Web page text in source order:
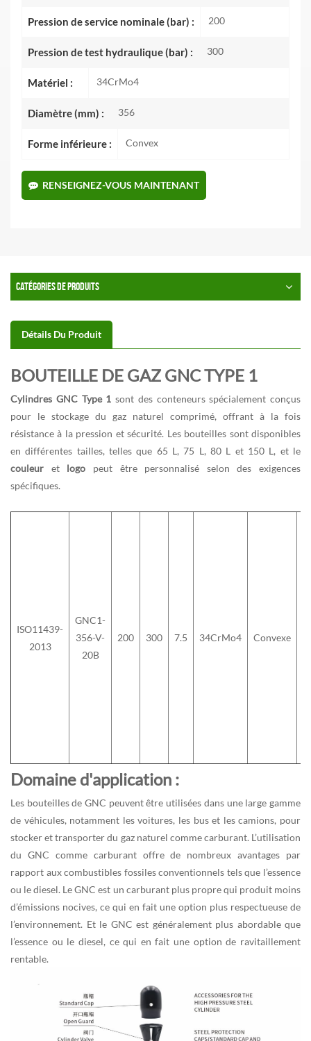
Pression de service nominale (bar) : 200
Pression de test hydraulique (bar) : 300
Matériel : 34CrMo4
Diamètre (mm) : 356
Forme inférieure : Convex
RENSEIGNEZ-VOUS MAINTENANT
CATÉGORIES DE PRODUITS
Détails Du Produit
BOUTEILLE DE GAZ GNC TYPE 1
Cylindres GNC Type 1 sont des conteneurs spécialement conçus
pour le stockage du gaz naturel comprimé, offrant à la fois
résistance à la pression et sécurité. Les bouteilles sont disponibles
en différentes tailles, telles que 65 L, 75 L, 80 L et 150 L, et le
couleur etlogo peut être personnalisé selon des exigences
spécifiques.
ISO11439-
2013
GNC1-
356-V-
20B
200 300 7.5 34CrMo4 Convexe
Domaine d'application :
Les bouteilles de GNC peuvent être utilisées dans une large gamme
de véhicules, notamment les voitures, les bus et les camions, pour
stocker et transporter du gaz naturel comme carburant. L’utilisation
du GNC comme carburant offre de nombreux avantages par
rapport aux combustibles fossiles conventionnels tels que l’essence
ou le diesel. Le GNC est un carburant plus propre qui produit moins
d’émissions nocives, ce qui en fait une option plus respectueuse de
l’environnement. Et le GNC est généralement plus abordable que
l’essence ou le diesel, ce qui en fait une option de ravitaillement
rentable.